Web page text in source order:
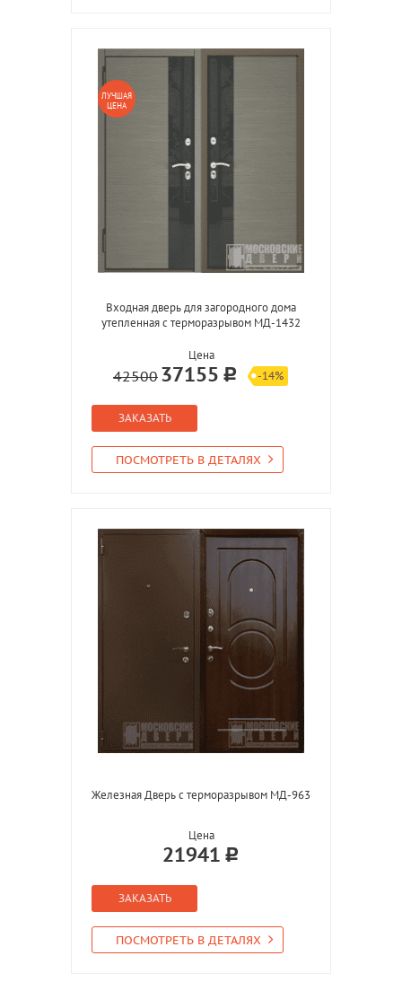
ЛУЧШАЯ
ЦЕНА
Входная дверь для загородного дома
утепленная с терморазрывом МД-1432
Цена
42500 37155 -14%
ЗАКАЗАТЬ
ПОСМОТРЕТЬ В ДЕТАЛЯХ
Железная Дверь с терморазрывом МД-963
Цена
21941
ЗАКАЗАТЬ
ПОСМОТРЕТЬ В ДЕТАЛЯХ